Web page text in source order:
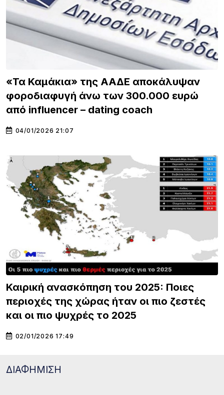
«Τα Καμάκια» της ΑΑΔΕ αποκάλυψαν
φοροδιαφυγή άνω των 300.000 ευρώ
από influencer – dating coach
04/01/2026 21:07
Καιρική ανασκόπηση του 2025: Ποιες
περιοχές της χώρας ήταν οι πιο ζεστές
και οι πιο ψυχρές το 2025
02/01/2026 17:49
ΔΙΑΦΗΜΙΣΗ